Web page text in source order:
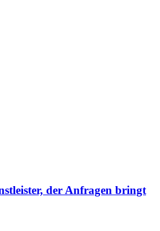
der Anfragen bringt